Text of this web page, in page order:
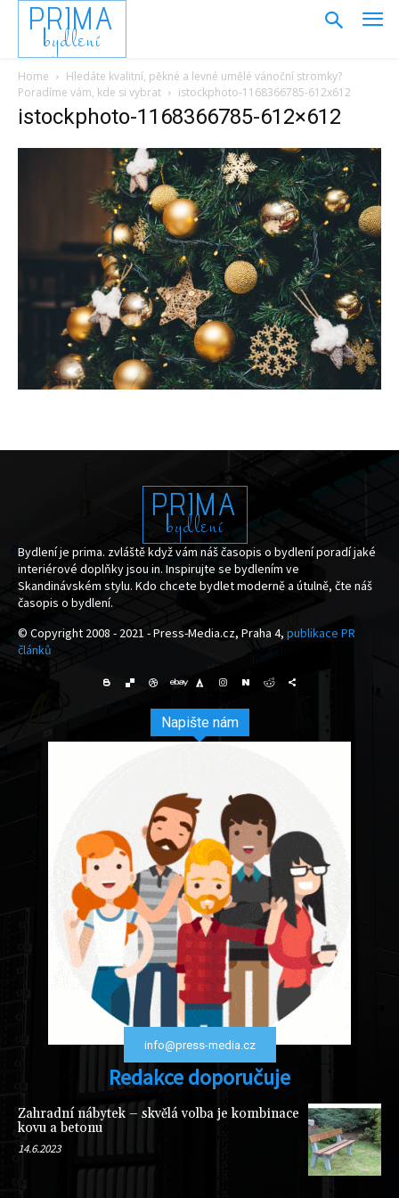
PRIMA
bydlení
Home
Hledáte kvalitní, pěkné a levné umělé vánoční stromky?
Poradíme vám, kde si vybrat
istockphoto-1168366785-612x612
istockphoto-1168366785-612×612
PRIMA
bydlení
Bydlení je prima. zvláště když vám náš časopis o bydlení poradí jaké
interiérové doplňky jsou in. Inspirujte se bydlením ve
Skandinávském stylu. Kdo chcete bydlet moderně a útulně, čte náš
časopis o bydlení.
© Copyright 2008 - 2021 - Press-Media.cz, Praha 4, publikace PR
článků
Napište nám
info@press-media.cz
Redakce doporučuje
Zahradní nábytek – skvělá volba je kombinace
kovu a betonu
14.6.2023